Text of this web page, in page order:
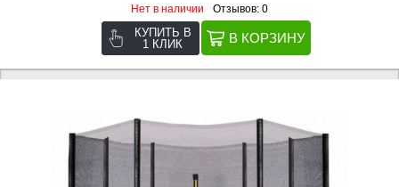
Нет в наличии Отзывов: 0
КУПИТЬ В
1 КЛИК